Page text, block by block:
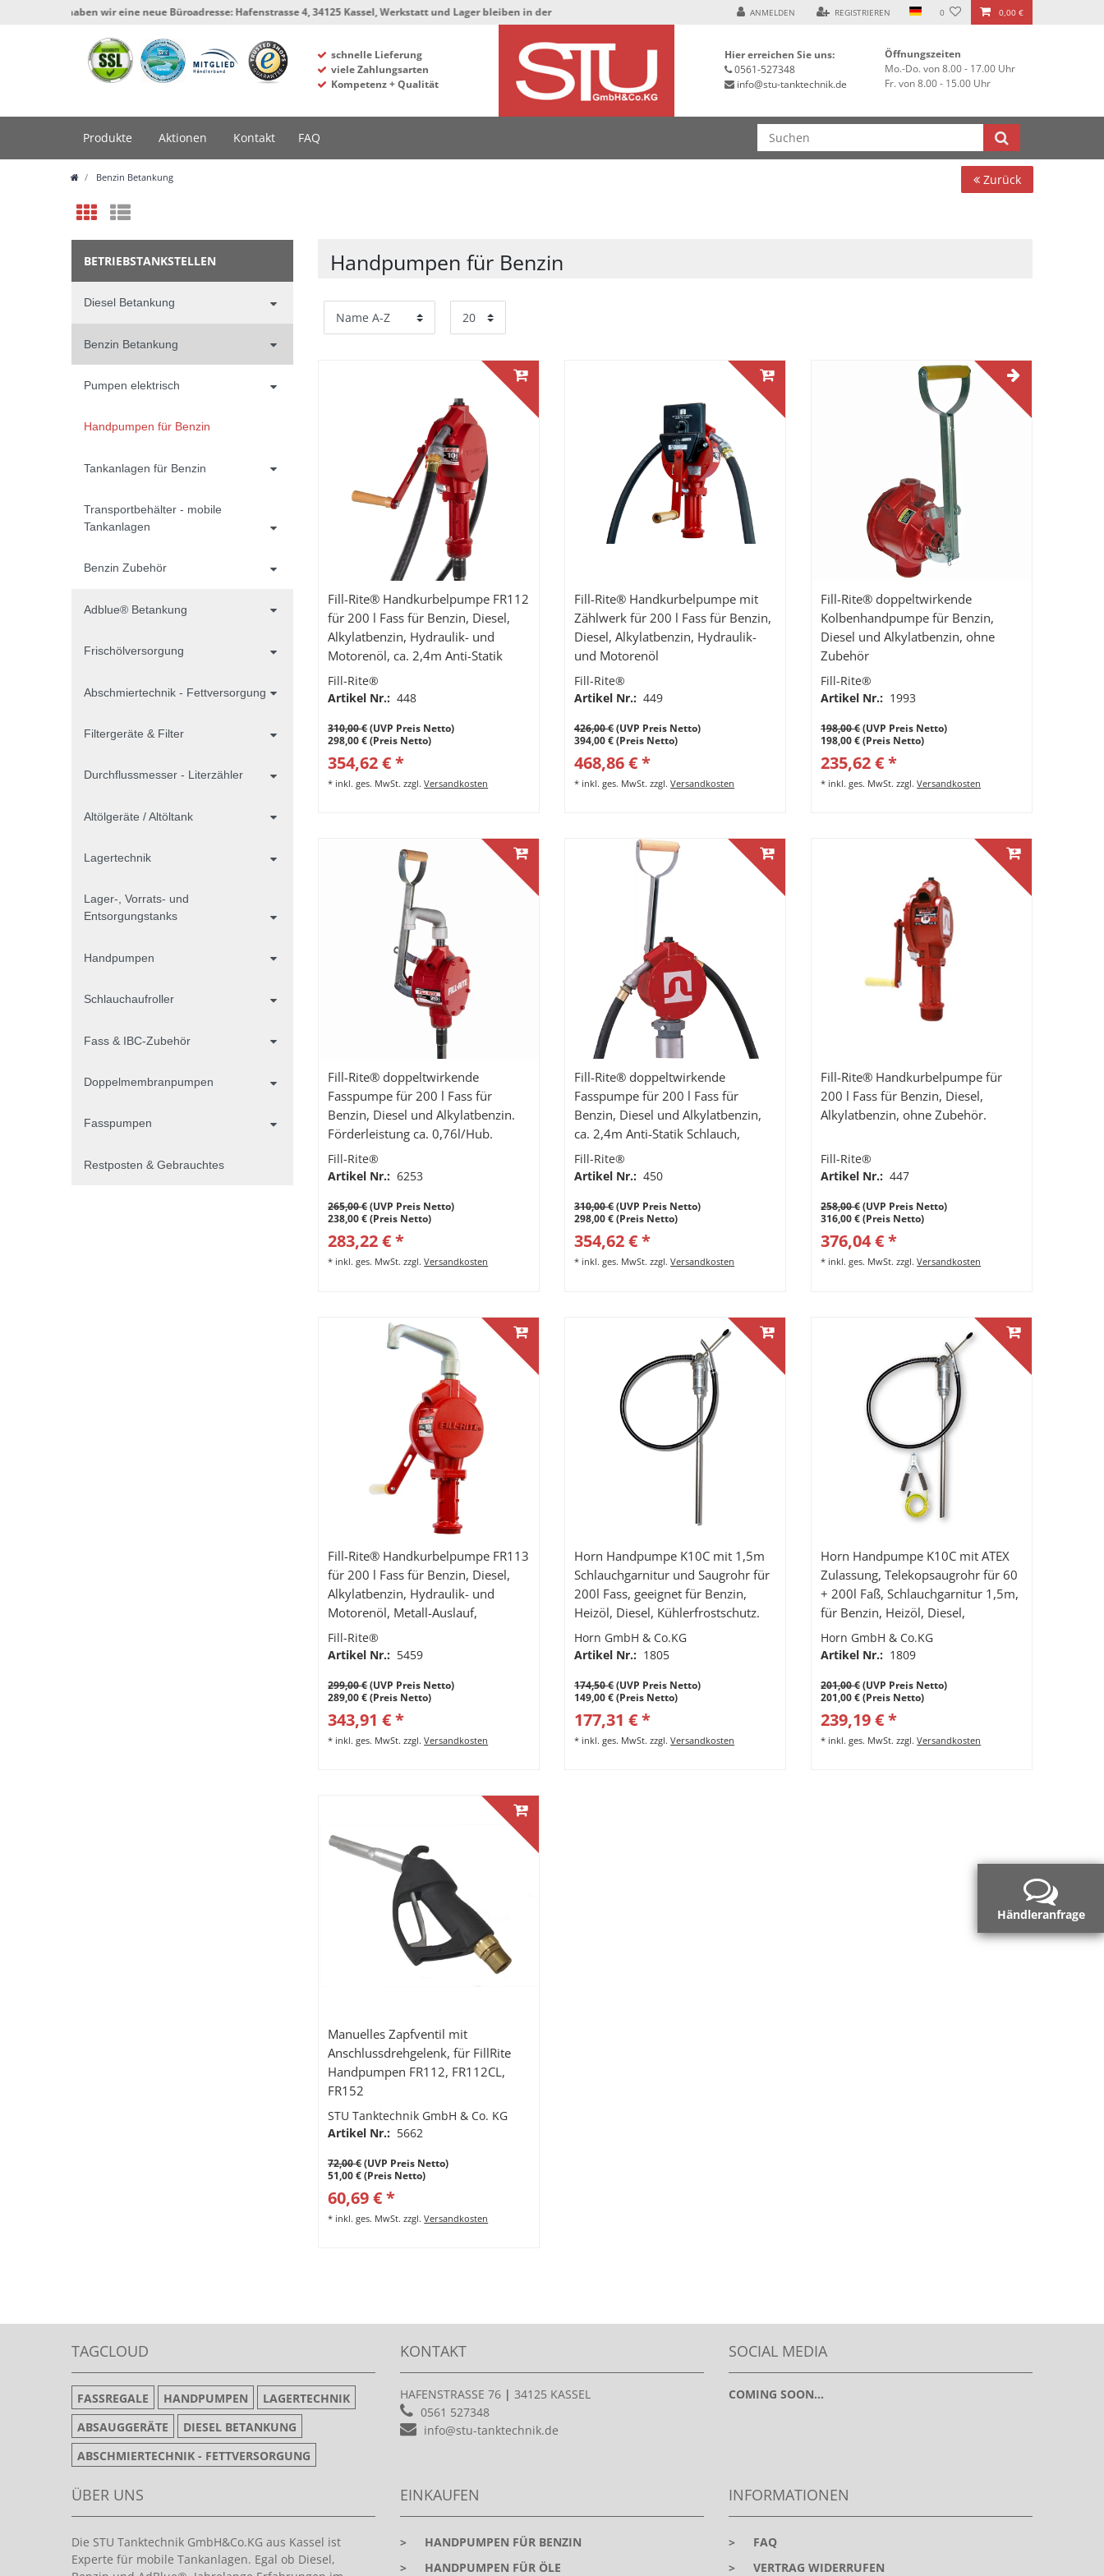
wir eine neue Büroadresse: Hafenstrasse 4, 34125 Kassel, Werkstatt und Lager bleiben in der Hafenstrasse 76, 34125 Kassel *** ANMELDEN REGISTRIEREN 0 0,00 €
schnelle Lieferung
viele Zahlungsarten
Kompetenz + Qualität
Hier erreichen Sie uns:
0561-527348
info@stu-tanktechnik.de
Öffnungszeiten
Mo.-Do. von 8.00 - 17.00 Uhr
Fr. von 8.00 - 15.00 Uhr
Händleranfrage
Produkte Aktionen Kontakt FAQ
Benzin Betankung Zurück
BETRIEBSTANKSTELLEN
Diesel Betankung
Benzin Betankung
Pumpen elektrisch
Handpumpen für Benzin
Tankanlagen für Benzin
Transportbehälter - mobile
Tankanlagen
Benzin Zubehör
Adblue® Betankung
Frischölversorgung
Abschmiertechnik - Fettversorgung
Filtergeräte & Filter
Durchflussmesser - Literzähler
Altölgeräte / Altöltank
Lagertechnik
Lager-, Vorrats- und
Entsorgungstanks
Handpumpen
Schlauchaufroller
Fass & IBC-Zubehör
Doppelmembranpumpen
Fasspumpen
Restposten & Gebrauchtes
Handpumpen für Benzin
Fill-Rite® Handkurbelpumpe FR112
für 200 l Fass für Benzin, Diesel,
Alkylatbenzin, Hydraulik- und
Motorenöl, ca. 2,4m Anti-Statik
Schlauch, gebogenes Metall-
Auslaufrohr.
Fill-Rite®
Artikel Nr.: 448
310,00 €(UVP Preis Netto)
298,00 € (Preis Netto)
354,62 € *
* inkl. ges. MwSt. zzgl.Versandkosten
Fill-Rite® Handkurbelpumpe mit
Zählwerk für 200 l Fass für Benzin,
Diesel, Alkylatbenzin, Hydraulik-
und Motorenöl
Fill-Rite®
Artikel Nr.: 449
426,00 €(UVP Preis Netto)
394,00 € (Preis Netto)
468,86 € *
* inkl. ges. MwSt. zzgl.Versandkosten
Fill-Rite® doppeltwirkende
Kolbenhandpumpe für Benzin,
Diesel und Alkylatbenzin, ohne
Zubehör
Fill-Rite®
Artikel Nr.: 1993
198,00 €(UVP Preis Netto)
198,00 € (Preis Netto)
235,62 € *
* inkl. ges. MwSt. zzgl.Versandkosten
Fill-Rite® doppeltwirkende
Fasspumpe für 200 l Fass für
Benzin, Diesel und Alkylatbenzin.
Förderleistung ca. 0,76l/Hub.
Fill-Rite®
Artikel Nr.: 6253
265,00 €(UVP Preis Netto)
238,00 € (Preis Netto)
283,22 € *
* inkl. ges. MwSt. zzgl.Versandkosten
Fill-Rite® doppeltwirkende
Fasspumpe für 200 l Fass für
Benzin, Diesel und Alkylatbenzin,
ca. 2,4m Anti-Statik Schlauch,
gebogenes Metall-Auslaufrohr.
Förderleistung ca. 0,76l/Hub.
Fill-Rite®
Artikel Nr.: 450
310,00 €(UVP Preis Netto)
298,00 € (Preis Netto)
354,62 € *
* inkl. ges. MwSt. zzgl.Versandkosten
Fill-Rite® Handkurbelpumpe für
200 l Fass für Benzin, Diesel,
Alkylatbenzin, ohne Zubehör.
Fill-Rite®
Artikel Nr.: 447
258,00 €(UVP Preis Netto)
316,00 € (Preis Netto)
376,04 € *
* inkl. ges. MwSt. zzgl.Versandkosten
Fill-Rite® Handkurbelpumpe FR113
für 200 l Fass für Benzin, Diesel,
Alkylatbenzin, Hydraulik- und
Motorenöl, Metall-Auslauf,
Teleskopsaugrohr
Fill-Rite®
Artikel Nr.: 5459
299,00 €(UVP Preis Netto)
289,00 € (Preis Netto)
343,91 € *
* inkl. ges. MwSt. zzgl.Versandkosten
Horn Handpumpe K10C mit 1,5m
Schlauchgarnitur und Saugrohr für
200l Fass, geeignet für Benzin,
Heizöl, Diesel, Kühlerfrostschutz.
ATEX Zulassung
Horn GmbH & Co.KG
Artikel Nr.: 1805
174,50 €(UVP Preis Netto)
149,00 € (Preis Netto)
177,31 € *
* inkl. ges. MwSt. zzgl.Versandkosten
Horn Handpumpe K10C mit ATEX
Zulassung, Telekopsaugrohr für 60
+ 200l Faß, Schlauchgarnitur 1,5m,
für Benzin, Heizöl, Diesel,
Kühlerfrostschutz und
Potentialausgleichskabel
Horn GmbH & Co.KG
Artikel Nr.: 1809
201,00 €(UVP Preis Netto)
201,00 € (Preis Netto)
239,19 € *
* inkl. ges. MwSt. zzgl.Versandkosten
Manuelles Zapfventil mit
Anschlussdrehgelenk, für FillRite
Handpumpen FR112, FR112CL,
FR152
STU Tanktechnik GmbH & Co. KG
Artikel Nr.: 5662
72,00 €(UVP Preis Netto)
51,00 € (Preis Netto)
60,69 € *
* inkl. ges. MwSt. zzgl.Versandkosten
TAGCLOUD
FASSREGALE HANDPUMPEN
LAGERTECHNIK
ABSAUGGERÄTE
DIESEL BETANKUNG
ABSCHMIERTECHNIK - FETTVERSORGUNG
KONTAKT
HAFENSTRASSE 76 | 34125 KASSEL
0561 527348
info@stu-tanktechnik.de
SOCIAL MEDIA
COMING SOON...
ÜBER UNS
Die STU Tanktechnik GmbH&Co.KG aus Kassel ist
Experte für mobile Tankanlagen. Egal ob Diesel,
EINKAUFEN
>
HANDPUMPEN FÜR BENZIN
>
HANDPUMPEN FÜR ÖLE
INFORMATIONEN
>
FAQ
>
VERTRAG WIDERRUFEN